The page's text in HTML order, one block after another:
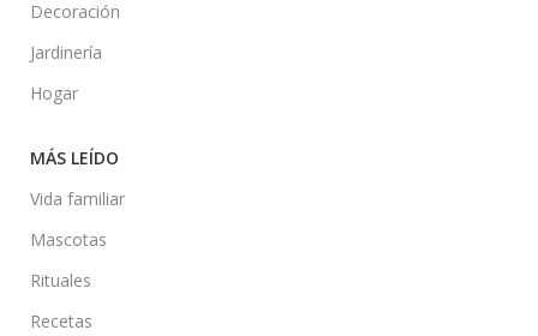
Decoración
Jardinería
Hogar
MÁS LEÍDO
Vida familiar
Mascotas
Rituales
Recetas